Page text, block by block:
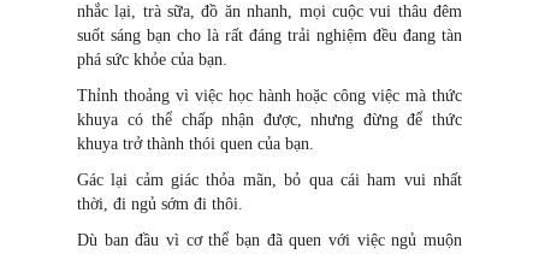
nhắc lại, trà sữa, đồ ăn nhanh, mọi cuộc vui thâu đêm
suốt sáng bạn cho là rất đáng trải nghiệm đều đang tàn
phá sức khỏe của bạn.
Thỉnh thoảng vì việc học hành hoặc công việc mà thức
khuya có thể chấp nhận được, nhưng đừng để thức
khuya trở thành thói quen của bạn.
Gác lại cảm giác thỏa mãn, bỏ qua cái ham vui nhất
thời, đi ngủ sớm đi thôi.
Dù ban đầu vì cơ thể bạn đã quen với việc ngủ muộn